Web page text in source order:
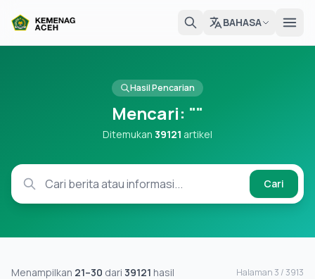
BAHASA
Hasil Pencarian
Mencari: ""
Ditemukan 39121 artikel
Cari
Menampilkan 21–30 dari 39121 hasil Halaman 3 / 3913